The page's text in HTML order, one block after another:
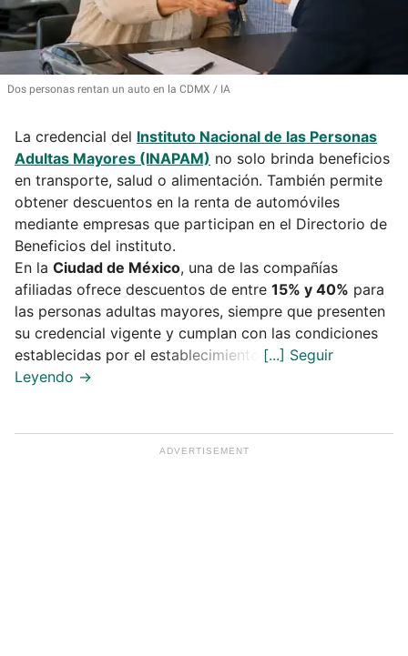
Dos personas rentan un auto en la CDMX IA
La credencial del Instituto Nacional de las Personas
Adultas Mayores (INAPAM) no solo brinda beneficios
en transporte, salud o alimentación. También permite
obtener descuentos en la renta de automóviles
mediante empresas que participan en el Directorio de
Beneficios del instituto.
En la Ciudad de México, una de las compañías
afiliadas ofrece descuentos de entre 15% y 40% para
las personas adultas mayores, siempre que presenten
su credencial vigente y cumplan con las condiciones
establecidas por el establecimiento.